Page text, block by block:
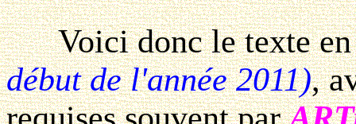
Voici donc le texte en
début de l'année 2011),